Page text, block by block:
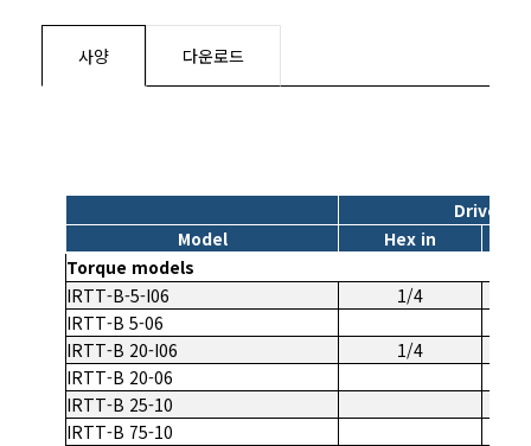
사양 다운로드
Drive
Model
Hex in
Torque models
IRTT-B-5-I06
1/4
IRTT-B 5-06
IRTT-B 20-I06
1/4
IRTT-B 20-06
IRTT-B 25-10
IRTT-B 75-10